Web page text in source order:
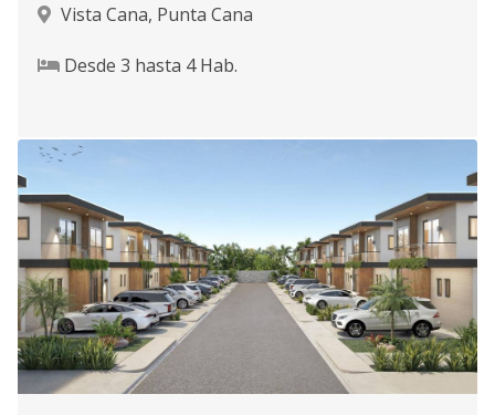
Vista Cana, Punta Cana
Desde 3 hasta 4Hab.